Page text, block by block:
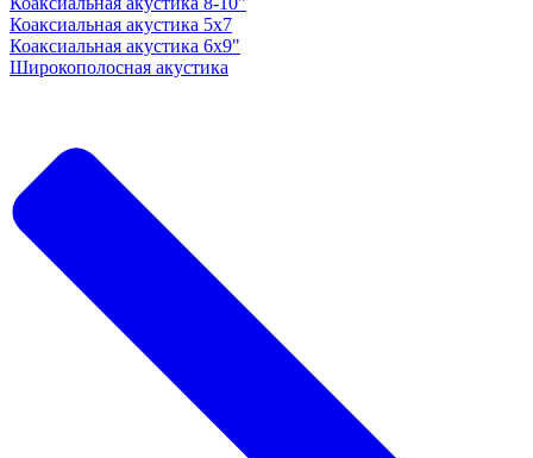
Коаксиальная акустика 5x7
Коаксиальная акустика 6х9"
Широкополосная акустика